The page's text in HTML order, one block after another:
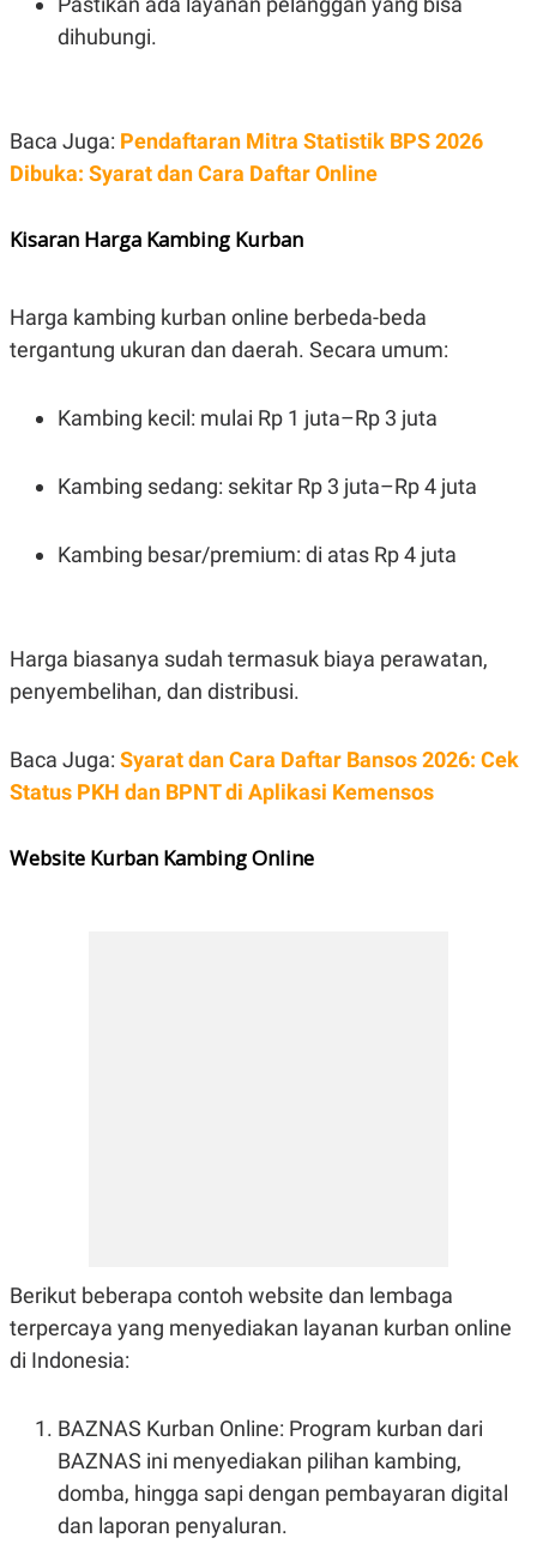
dihubungi.
Baca Juga: Pendaftaran Mitra Statistik BPS 2026
Dibuka: Syarat dan Cara Daftar Online
Kisaran Harga Kambing Kurban
Harga kambing kurban online berbeda-beda
tergantung ukuran dan daerah. Secara umum:
Kambing kecil: mulai Rp 1 juta–Rp 3 juta
Kambing sedang: sekitar Rp 3 juta–Rp 4 juta
Kambing besar/premium: di atas Rp 4 juta
Harga biasanya sudah termasuk biaya perawatan,
penyembelihan, dan distribusi.
Baca Juga: Syarat dan Cara Daftar Bansos 2026: Cek
Status PKH dan BPNT di Aplikasi Kemensos
Website Kurban Kambing Online
Berikut beberapa contoh website dan lembaga
terpercaya yang menyediakan layanan kurban online
di Indonesia:
BAZNAS Kurban Online: Program kurban dari
BAZNAS ini menyediakan pilihan kambing,
domba, hingga sapi dengan pembayaran digital
dan laporan penyaluran.